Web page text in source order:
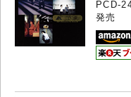
PCD-
発売